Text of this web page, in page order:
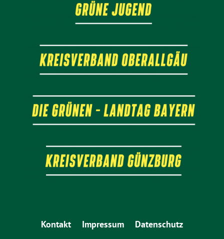
Kontakt Impressum Datenschutz